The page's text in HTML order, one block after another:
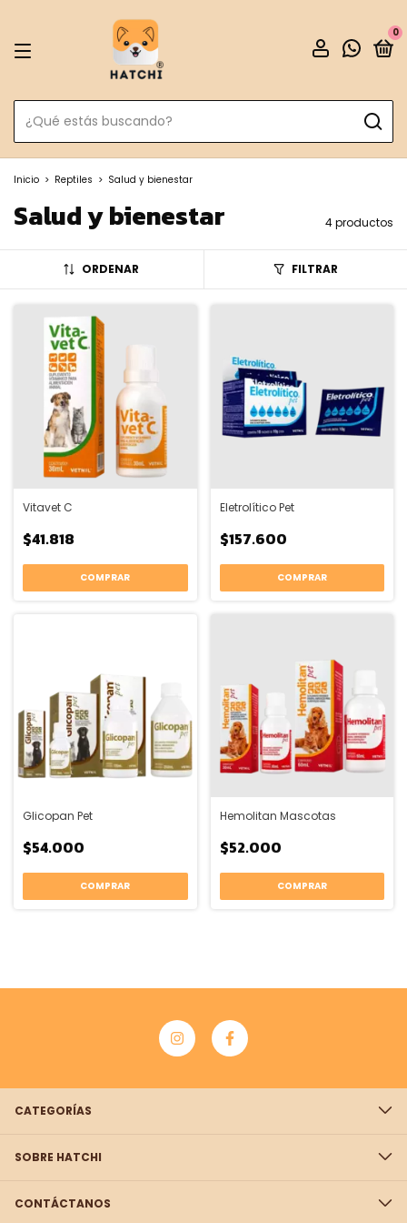
0
Inicio > Reptiles > Salud y bienestar
Salud y bienestar 4 productos
ORDENAR FILTRAR
Vitavet C
$41.818
Eletrolítico Pet
$157.600
Glicopan Pet
$54.000
COMPRAR
Hemolitan Mascotas
$52.000
COMPRAR
CATEGORÍAS
SOBRE HATCHI
CONTÁCTANOS